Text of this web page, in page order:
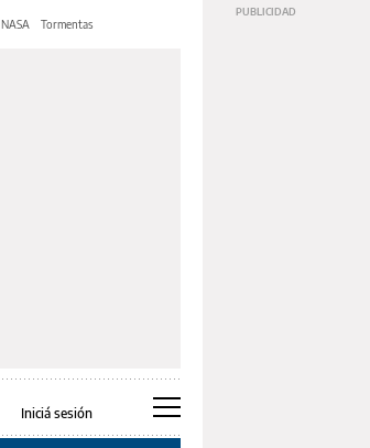
NASA Tormentas
Iniciá sesión